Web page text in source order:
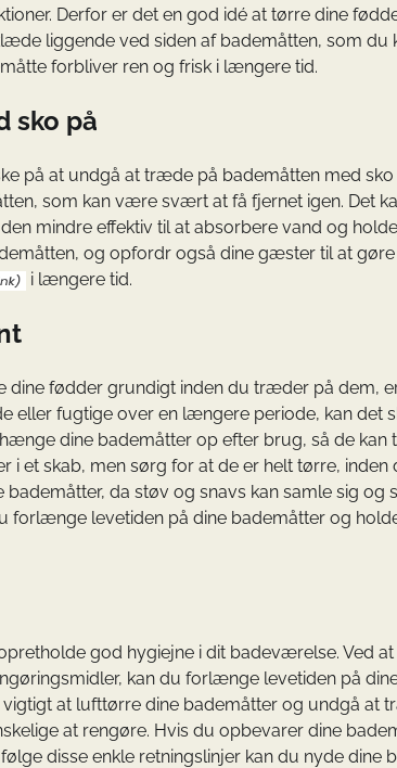
Derfor er det en god idé at tørre dine
liggende ved siden af bademåtten, som du
forbliver ren og frisk i længere tid.
sko på
på at undgå at træde på bademåtten med sko
som kan være svært at få fjernet igen. Det
mindre effektiv til at absorbere vand og
og opfordr også dine gæster til at gøre
i længere tid.
dine fødder grundigt inden du træder på dem,
eller fugtige over en længere periode, kan det
dine bademåtter op efter brug, så de kan
et skab, men sørg for at de er helt tørre, inden
da støv og snavs kan samle sig og
levetiden på dine bademåtter og
god hygiejne i dit badeværelse. Ved at
kan du forlænge levetiden på
at lufttørre dine bademåtter og undgå at
at rengøre. Hvis du opbevarer dine
disse enkle retningslinjer kan du nyde dine